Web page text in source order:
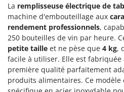
Fraises rotatives pour
Friteuses sans huile
G
Générateurs d'air chaud
Godets à terre
Groupes électrogènes
Diavola Pro
Diesse
Docma
Dominion
Dreame
La remplisseuse électrique de
machine d'embouteillage aux
rendement professionnels,
250 bouteilles de vin par heure.
petite taille et ne pèse que 4 kg,
facile à utiliser. Elle est fabriquée
première qualité parfaitement
produits alimentaires. Ce